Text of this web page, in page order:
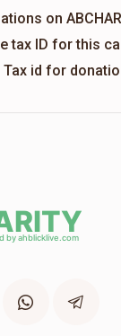
on
tax ID for this
id for